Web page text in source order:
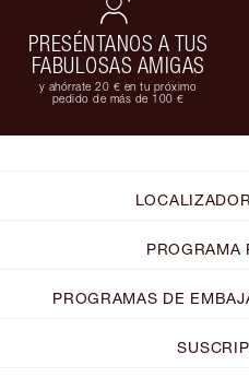
PRESÉNTANOS A TUS
FABULOSAS AMIGAS
y ahórrate 20 € en tu próximo
pedido de más de 100 €
PROGRAMA
PROGRAMAS DE